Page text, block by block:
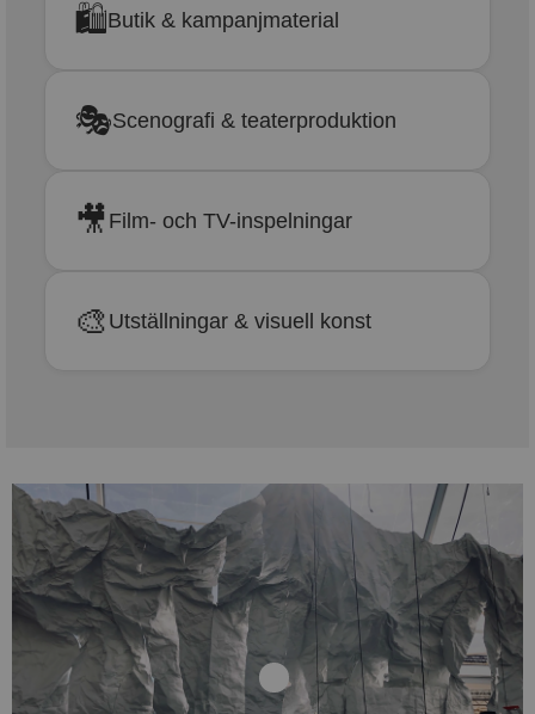
🛍Butik & kampanjmaterial
🎭Scenografi & teaterproduktion
🎥 Film- och TV-inspelningar
🎨 Utställningar & visuell konst